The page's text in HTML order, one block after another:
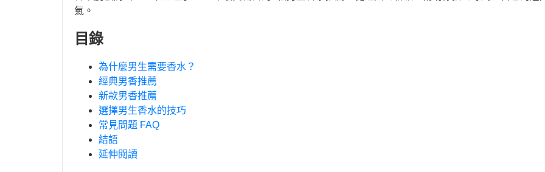
氣。
目錄
為什麼男生需要香水？
經典男香推薦
新款男香推薦
選擇男生香水的技巧
常見問題 FAQ
結語
延伸閱讀